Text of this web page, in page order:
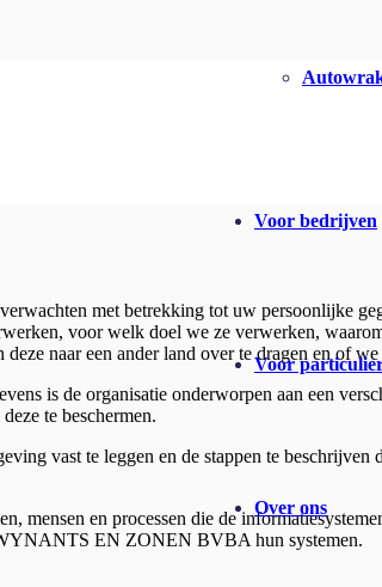
Voor bedrijven
Voor
Over ons
met betrekking tot uw persoonlijke
voor welk doel we ze verwerken,
naar een ander land over te dragen en of
is de organisatie onderworpen aan een
te beschermen.
vast te leggen en de stappen te
mensen en processen die de
EN ZONEN BVBA hun systemen.